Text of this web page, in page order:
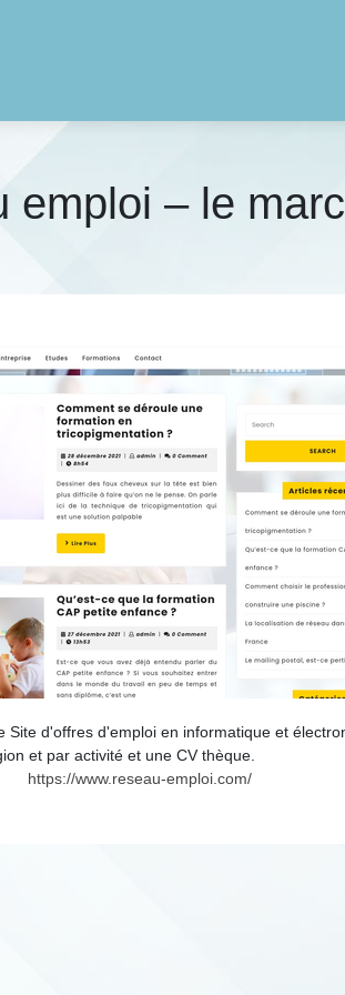
– le
d'offres d'emploi en informatique et
et par activité et une CV thèque.
https://www.reseau-emploi.com/